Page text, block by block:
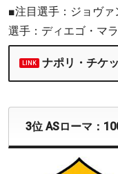
■注目選手：ジョヴ
選手：ディエゴ・マ
ナポリ・チケ
3位 ASローマ：